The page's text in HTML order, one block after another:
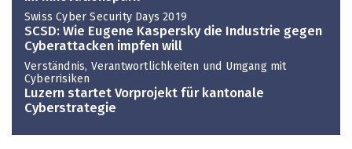
Swiss Cyber Security Days 2019
SCSD: Wie Eugene Kaspersky die Industrie gegen
Cyberattacken impfen will
Verständnis, Verantwortlichkeiten und Umgang mit
Cyberrisiken
Luzern startet Vorprojekt für kantonale
Cyberstrategie